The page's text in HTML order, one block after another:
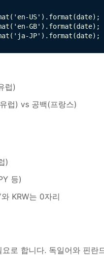
US').format(date);
GB').format(date);
JP').format(date);
럽)
럽) vs 공백(프랑스)
)
등)
KRW는 0자리
로 합니다. 독일어와 핀란